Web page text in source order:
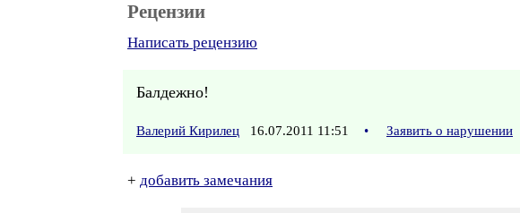
Рецензии
Написать рецензию
Балдежно!
Валерий Кирилец 16.07.2011 11:51 • Заявить о нарушении
+ добавить замечания